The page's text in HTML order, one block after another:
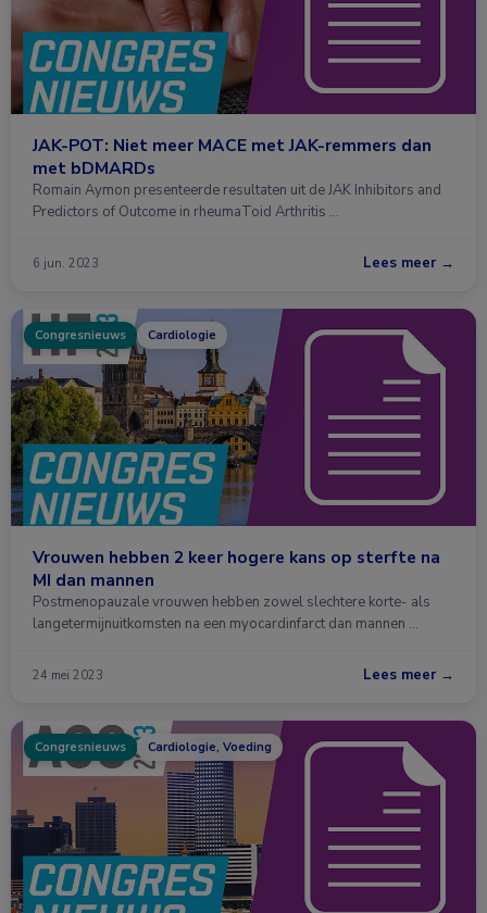
JAK-POT: Niet meer MACE met JAK-remmers dan
met bDMARDs
Romain Aymon presenteerde resultaten uit de JAK Inhibitors and
Predictors of Outcome in rheumaToid Arthritis …
6 jun. 2023 Lees meer →
Congresnieuws Cardiologie
Vrouwen hebben 2 keer hogere kans op sterfte na
MI dan mannen
Postmenopauzale vrouwen hebben zowel slechtere korte- als
langetermijnuitkomsten na een myocardinfarct dan mannen …
24 mei 2023 Lees meer →
Congresnieuws Cardiologie, Voeding